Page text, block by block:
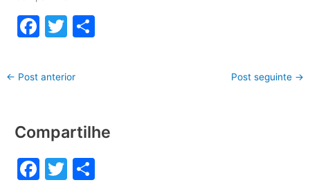
F
c
o
o
k
T
itt
← Post anterior Post seguinte →
Compartilhe
F
T